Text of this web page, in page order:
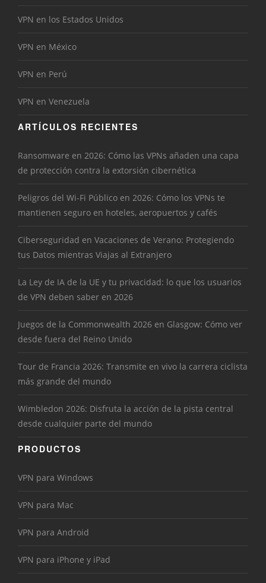
VPN en los Estados Unidos
VPN en México
VPN en Perú
VPN en Venezuela
ARTÍCULOS RECIENTES
Ransomware en 2026: Cómo las VPNs añaden una capa
de protección contra la extorsión cibernética
Peligros del Wi-Fi Público en 2026: Cómo los VPNs te
mantienen seguro en hoteles, aeropuertos y cafés
Ciberseguridad en Vacaciones de Verano: Protegiendo
tus Datos mientras Viajas al Extranjero
La Ley de IA de la UE y tu privacidad: lo que los usuarios
de VPN deben saber en 2026
Juegos de la Commonwealth 2026 en Glasgow: Cómo ver
desde fuera del Reino Unido
Tour de Francia 2026: Transmite en vivo la carrera ciclista
más grande del mundo
Wimbledon 2026: Disfruta la acción de la pista central
desde cualquier parte del mundo
PRODUCTOS
VPN para Windows
VPN para Mac
VPN para Android
VPN para iPhone y iPad